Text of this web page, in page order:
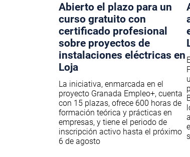
Abierto el plazo para un
curso gratuito con
certificado profesional
sobre proyectos de
instalaciones eléctricas en
Loja
La iniciativa, enmarcada en el
proyecto Granada Empleo+, cuenta
con 15 plazas, ofrece 600 horas de
formación teórica y prácticas en
empresas, y tiene el periodo de
inscripción activo hasta el próximo
6 de agosto